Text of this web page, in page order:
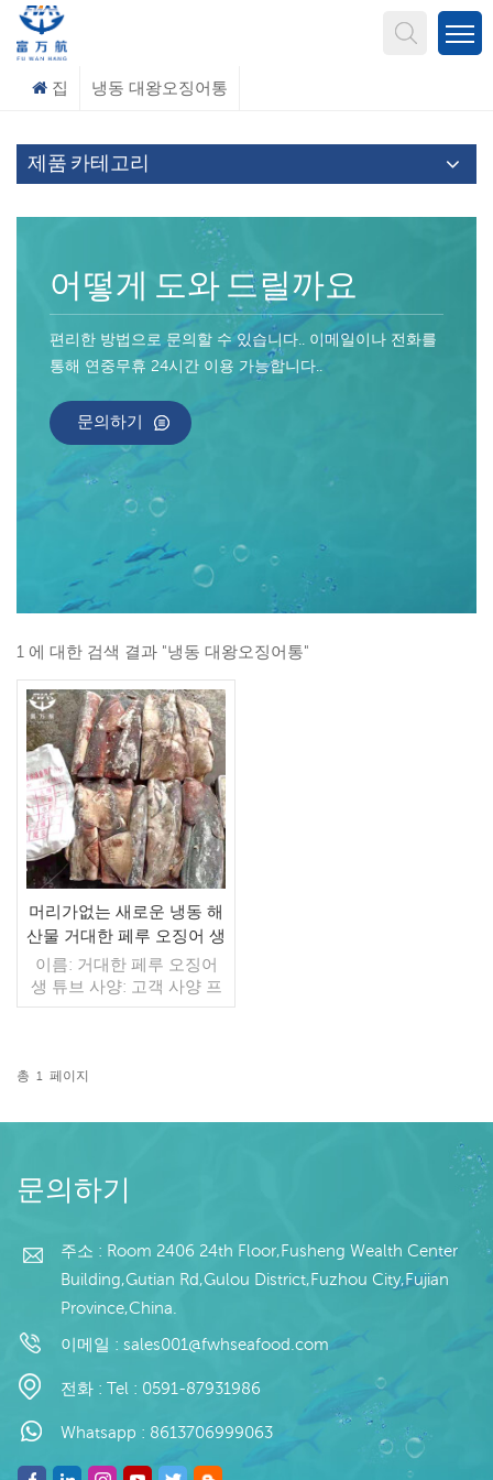
집 냉동 대왕오징어통
제품 카테고리
어떻게 도와 드릴까요
편리한 방법으로 문의할 수 있습니다.. 이메일이나 전화를
통해 연중무휴 24시간 이용 가능합니다..
문의하기
1 에 대한 검색 결과 "냉동 대왕오징어통"
머리가없는 새로운 냉동 해
산물 거대한 페루 오징어 생
튜브
이름: 거대한 페루 오징어
생 튜브 사양: 고객 사양 프
로세스: 컷 유약: BQF 40%
매 모델: 도매/수출 최소. 주
트 컨테이너 지불: 보자마자
20일 이내 원산지: 중국 브
랜드: 푸 완 행
총 1 페이지
문의하기
주소 : Room 2406 24th Floor,Fusheng Wealth Center
Building,Gutian Rd,Gulou District,Fuzhou City,Fujian
Province,China.
이메일 : sales001@fwhseafood.com
전화 : Tel : 0591-87931986
Whatsapp : 8613706999063